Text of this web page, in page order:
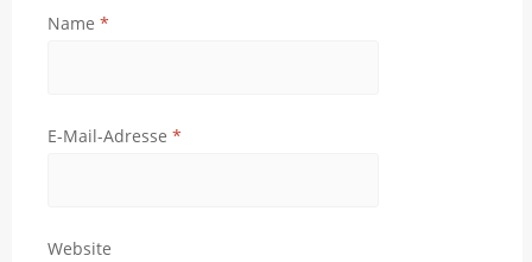
Name *
E-Mail-Adresse *
Website